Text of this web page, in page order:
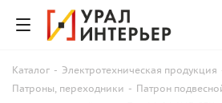
Каталог - Электротехническая продукция
Патроны, переходники - Патрон